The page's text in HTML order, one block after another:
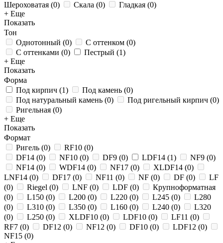
Шероховатая (0) Скала (0) Гладкая (0)
+ Еще
Показать
Тон
Однотонный (0) С оттенком (0)
С оттенками (0) Пестрый (1)
+ Еще
Показать
Форма
Под кирпич (1) Под камень (0)
Под натуральный камень (0) Под ригельный кирпич (0)
Ригельная (0)
+ Еще
Показать
Формат
Ригель (0) RF10 (0)
DF14 (0) NF10 (0) DF9 (0) LDF14 (1) NF9 (0)
NF14 (0) WDF14 (0) NF17 (0) XLDF14 (0)
LNF14 (0) DF17 (0) NF11 (0) NF (0) DF (0)
LF
(0) Riegel (0) LNF (0) LDF (0)
Крупноформатная
(0) L150 (0) L200 (0) L220 (0) L245 (0)
L280
(0) L310 (0) L350 (0) L160 (0) L240 (0)
L320
(0) L250 (0) XLDF10 (0) LDF10 (0) LF11 (0)
RF7 (0) DF12 (0) NF12 (0) DF10 (0) LDF12 (0)
NF15 (0)